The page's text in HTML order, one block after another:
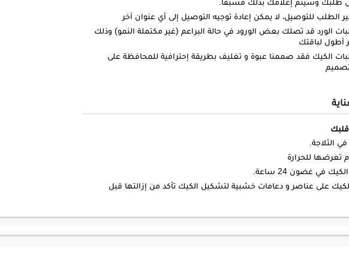
الطلب للتوصيل، لا يمكن إعادة توجيه التوصيل إلى أي عنوان آخر
الورد قد تصلك بعض الورود في حالة البراعم (غير مكتملة النمو) وذلك
أطول لباقتك
الكيك فقد صممنا عبوة و تغليف بطريقة إحترافية للمحافظة على
الثلاجة.
تعرضها للحرارة
في غضون 24 ساعة.
على عناصر و دعامات خشبية لتشكيل الكيك تأكد من إزالتها قبل